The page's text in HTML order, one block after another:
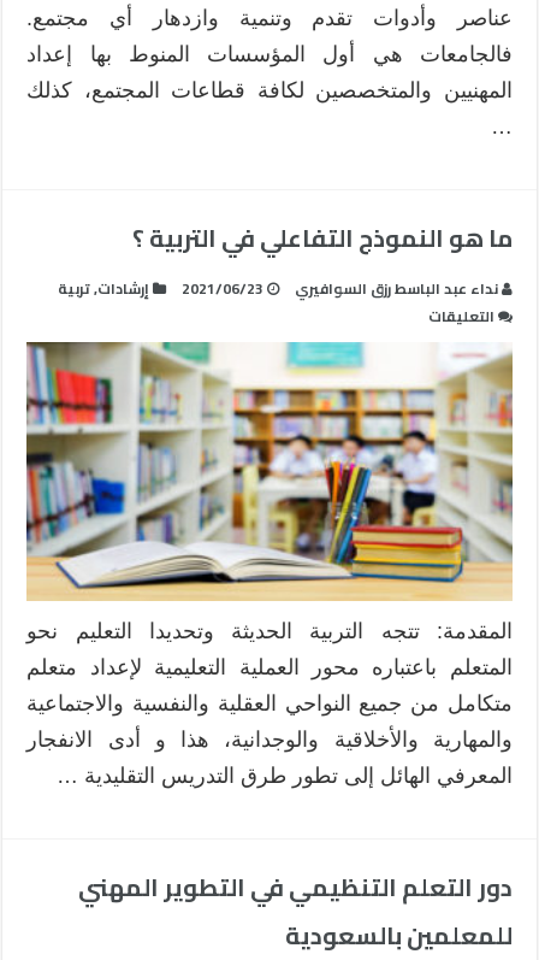
عناصر وأدوات تقدم وتنمية وازدهار أي مجتمع.
فالجامعات هي أول المؤسسات المنوط بها إعداد
المهنيين والمتخصصين لكافة قطاعات المجتمع، كذلك
…
ما هو النموذج التفاعلي في التربية ؟
نداء عبد الباسط رزق السوافيري 2021/06/23 إرشادات,تربية
التعليقات
النموذج
التفاعلي
في
التربية
؟
مغلقة
المقدمة: تتجه التربية الحديثة وتحديدا التعليم نحو
المتعلم باعتباره محور العملية التعليمية لإعداد متعلم
متكامل من جميع النواحي العقلية والنفسية والاجتماعية
والمهارية والأخلاقية والوجدانية، هذا و أدى الانفجار
المعرفي الهائل إلى تطور طرق التدريس التقليدية …
دور التعلم التنظيمي في التطوير المهني
للمعلمين بالسعودية